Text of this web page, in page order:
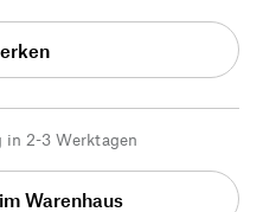
in 2-3 Werktagen
Warenhaus